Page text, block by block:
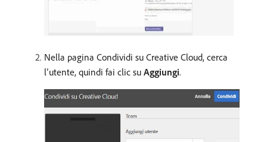
Nella pagina Condividi su Creative Cloud, cerca
l’utente, quindi fai clic su Aggiungi.